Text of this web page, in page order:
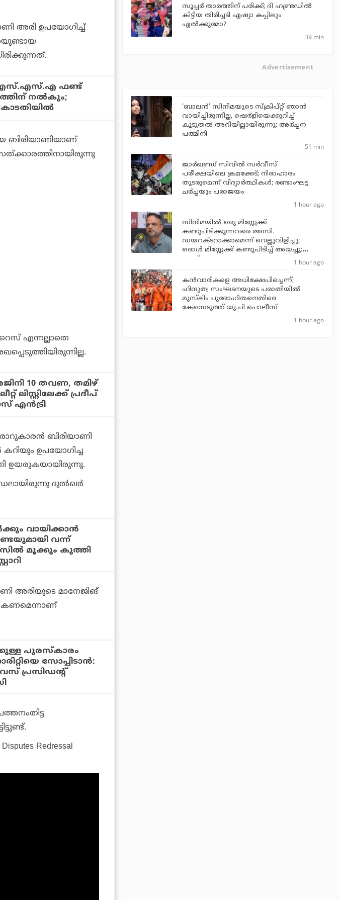
അരി ഉപയോഗിച്ച്
ഫണ്ട്
നല്‍കും;
ബിരിയാണിയാണ്
എന്നല്ലാതെ
10 തവണ, തമിഴ്
ലിസ്റ്റിലേക്ക് പ്രദീപ്
എന്‍ട്രി
ബിരിയാണി
ഉപയോഗിച്ച
ഉയരുകയായിരുന്നു.
ദുല്‍ഖര്‍
വായിക്കാന്‍
വന്ന്
മൂക്കും കുത്തി
അരിയുടെ മാനേജിങ്
പുരസ്‌കാരം
സോപ്പിടാന്‍:
പ്രസിഡന്റ്
Redressal
സൂപ്പര്‍ താരത്തിന് പരിക്ക്; ദി ഹണ്ട്രഡില്‍
കിട്ടിയ തിരിച്ചടി ഏഷ്യാ കപ്പിലും
ഏല്‍ക്കുമോ?
39 min
Advertisement
‘ബാലൻ’ സിനിമയുടെ സ്ക്രിപ്റ്റ് ഞാൻ
വായിച്ചിരുന്നില്ല, ഷെർളിയെക്കുറിച്ച്
കൂടുതൽ അറിയില്ലായിരുന്നു: അർച്ചന
പത്മിനി
51 min
ജാര്‍ഖണ്ഡ് സിവില്‍ സര്‍വീസ്
പരീക്ഷയിലെ ക്രമക്കേട്; നിരാഹാരം
തുടരുമെന്ന് വിദ്യാര്‍ത്ഥികള്‍; രണ്ടാംഘട്ട
ചര്‍ച്ചയും പരാജയം
1 hour ago
സിനിമയില്‍ ഒരു മിസ്റ്റേക്ക്
കണ്ടുപിടിക്കുന്നവരെ അസി.
ഡയറക്ടറാക്കാമെന്ന് വെല്ലുവിളിച്ചു;
ഒരാള്‍ മിസ്റ്റേക്ക് കണ്ടുപിടിച്ച് അയച്ചു:
ജൂഡ്
1 hour ago
കന്‍വാരികളെ അധിക്ഷേപിച്ചെന്ന്;
ഹിന്ദുത്വ സംഘടനയുടെ പരാതിയില്‍
മുസ്‌ലിം പുരോഹിതനെതിരെ
കേസെടുത്ത് യു.പി പൊലീസ്
1 hour ago